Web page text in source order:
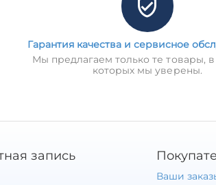
Гарантия качества и сервисное
Мы предлагаем только те товары, в
которых мы уверены.
запись
Ваши